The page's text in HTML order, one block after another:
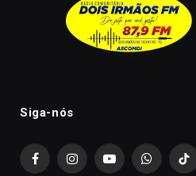
Siga-nós
FacebookInstagramYouTube